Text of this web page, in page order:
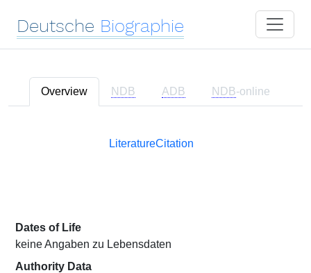
Deutsche Biographie
Overview NDB ADB NDB-online
LiteratureCitation
Dates of Life
keine Angaben zu Lebensdaten
Authority Data